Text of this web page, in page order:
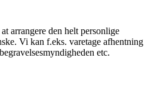
arrangere den helt personlige
Vi kan f.eks. varetage afhentning
etc.